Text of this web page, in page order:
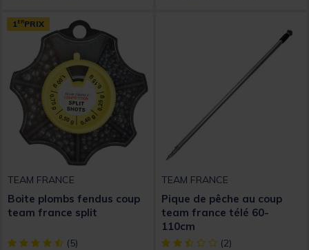
1 ERPRIX
TEAM FRANCE
Boite plombs fendus coup
team france split
[object Object] out of 5 Customer Rating
(5)
TEAM FRANCE
Pique de pêche au coup
team france télé 60-
110cm
[object Object] out of 5
(2)